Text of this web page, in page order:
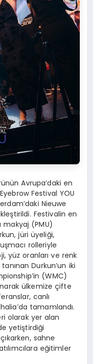
Avrupa’daki en
Festival YOU
Nieuwe
Festivalin en
makyaj (PMU)
jüri üyeliği,
rolleriyle
yüz oranları ve renk
Durkun’un iki
(WMC)
ülkemize çifte
canlı
tamamlandı.
olarak yer alan
yetiştirdiği
sahne
eğitimler